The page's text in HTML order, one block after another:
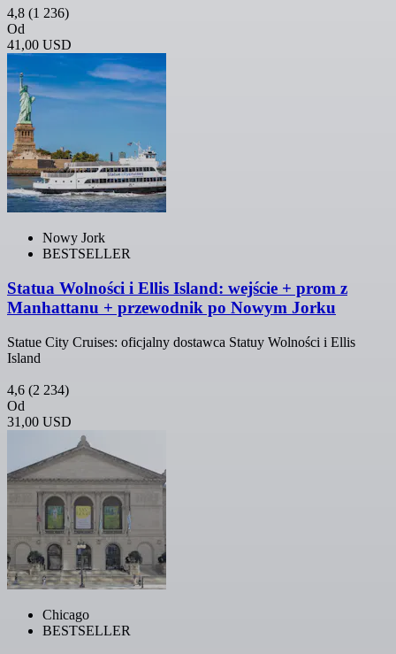
4,8 (1 236)
Od
41,00 USD
Nowy Jork
BESTSELLER
Statua Wolności i Ellis Island: wejście + prom z
Manhattanu + przewodnik po Nowym Jorku
Statue City Cruises: oficjalny dostawca Statuy Wolności i Ellis
Island
4,6 (2 234)
Od
31,00 USD
Chicago
BESTSELLER